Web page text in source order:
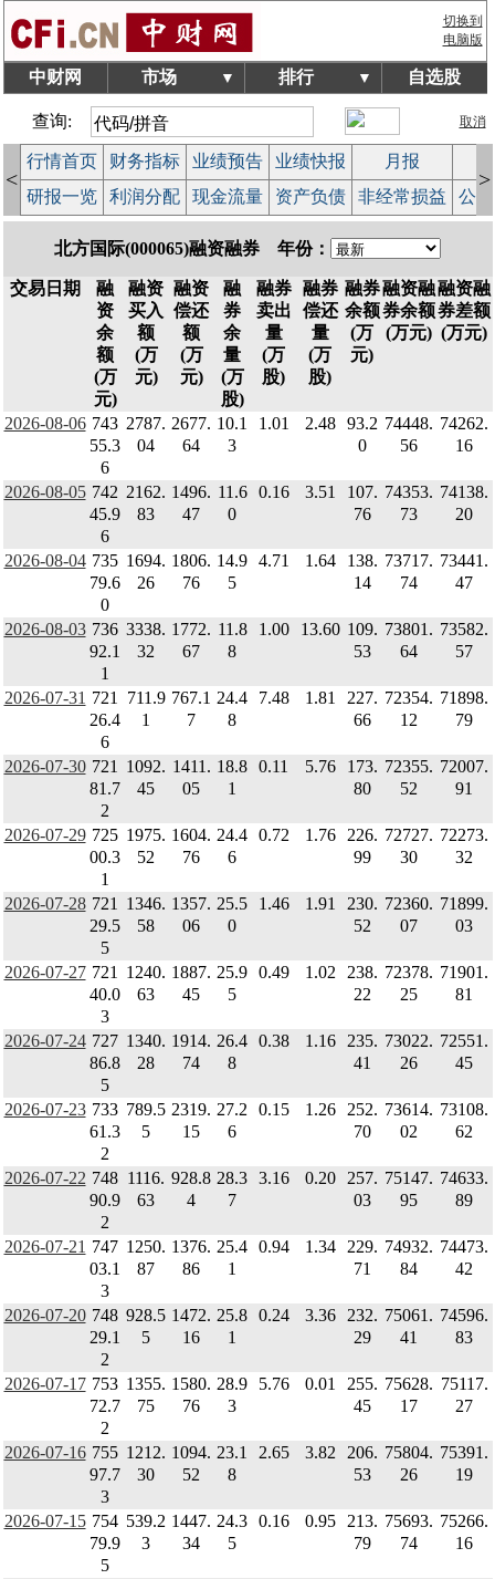
切换到
电脑版
中财网 市场 ▼ 排行 ▼ 自选股
查询: 取消
<
行情首页 财务指标 业绩预告 业绩快报 月报
研报一览
利润分配 现金流量 资产负债 非经常损益 公
>
北方国际(000065)融资融券 年份：
交易日期
融
资
余
额
(万
元)
融资
买入
额
(万
元)
融资
偿还
额
(万
元)
融
券
余
量
(万
股)
融券
卖出
量
(万
股)
融券
偿还
量
(万
股)
融券
余额
(万
元)
融资融
券余额
(万元)
融资融
券差额
(万元)
2026-08-06 743
55.3
6
2787.
04
2677.
64
10.1
3
1.01 2.48
93.2
0
74448.
56
74262.
16
2026-08-05 742
45.9
6
2162.
83
1496.
47
11.6
0
0.16 3.51
107.
76
74353.
73
74138.
20
2026-08-04 735
79.6
0
1694.
26
1806.
76
14.9
5
4.71 1.64
138.
14
73717.
74
73441.
47
2026-08-03 736
92.1
1
3338.
32
1772.
67
11.8
8
1.00 13.60 109.
53
73801.
64
73582.
57
2026-07-31 721
26.4
6
711.9
1
767.1
7
24.4
8
7.48 1.81
227.
66
72354.
12
71898.
79
2026-07-30 721
81.7
2
1092.
45
1411.
05
18.8
1
0.11 5.76
173.
80
72355.
52
72007.
91
2026-07-29 725
00.3
1
1975.
52
1604.
76
24.4
6
0.72 1.76
226.
99
72727.
30
72273.
32
2026-07-28 721
29.5
5
1346.
58
1357.
06
25.5
0
1.46 1.91
230.
52
72360.
07
71899.
03
2026-07-27 721
40.0
3
1240.
63
1887.
45
25.9
5
0.49 1.02
238.
22
72378.
25
71901.
81
2026-07-24 727
86.8
5
1340.
28
1914.
74
26.4
8
0.38 1.16
235.
41
73022.
26
72551.
45
2026-07-23 733
61.3
2
789.5
5
2319.
15
27.2
6
0.15 1.26
252.
70
73614.
02
73108.
62
2026-07-22 748
90.9
2
1116.
63
928.8
4
28.3
7
3.16 0.20
257.
03
75147.
95
74633.
89
2026-07-21 747
03.1
3
1250.
87
1376.
86
25.4
1
0.94 1.34
229.
71
74932.
84
74473.
42
2026-07-20 748
29.1
2
928.5
5
1472.
16
25.8
1
0.24 3.36
232.
29
75061.
41
74596.
83
2026-07-17 753
72.7
2
1355.
75
1580.
76
28.9
3
5.76 0.01
255.
45
75628.
17
75117.
27
2026-07-16 755
97.7
3
1212.
30
1094.
52
23.1
8
2.65 3.82
206.
53
75804.
26
75391.
19
2026-07-15 754
79.9
5
539.2
3
1447.
34
24.3
5
0.16 0.95
213.
79
75693.
74
75266.
16